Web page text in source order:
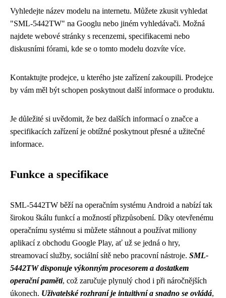
Vyhledejte název modelu na internetu. Můžete zkusit vyhledat
"SML-5442TW" na Googlu nebo jiném vyhledávači. Možná
najdete webové stránky s recenzemi, specifikacemi nebo
diskusními fórami, kde se o tomto modelu dozvíte více.
Kontaktujte prodejce, u kterého jste zařízení zakoupili. Prodejce
by vám měl být schopen poskytnout další informace o produktu.
Je důležité si uvědomit, že bez dalších informací o značce a
specifikacích zařízení je obtížné poskytnout přesné a užitečné
informace.
Funkce a specifikace
SML-5442TW běží na operačním systému Android a nabízí tak
širokou škálu funkcí a možností přizpůsobení. Díky otevřenému
operačnímu systému si můžete stáhnout a používat miliony
aplikací z obchodu Google Play, ať už se jedná o hry,
streamovací služby, sociální sítě nebo pracovní nástroje. SML-
5442TW disponuje výkonným procesorem a dostatkem
operační paměti, což zaručuje plynulý chod i při náročnějších
úkonech. Uživatelské rozhraní je intuitivní a snadno se ovládá,